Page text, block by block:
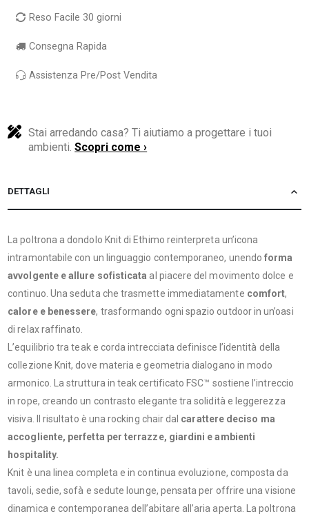
Reso Facile 30 giorni
Consegna Rapida
Assistenza Pre/Post Vendita
Stai arredando casa? Ti aiutiamo a progettare i tuoi
ambienti.Scopri come ›
DETTAGLI
La poltrona a dondolo Knit di Ethimo reinterpreta un’icona
intramontabile con un linguaggio contemporaneo, unendoforma
avvolgente e allure sofisticata al piacere del movimento dolce e
continuo. Una seduta che trasmette immediatamente comfort,
calore e benessere, trasformando ogni spazio outdoor in un’oasi
di relax raffinato.
L’equilibrio tra teak e corda intrecciata definisce l’identità della
collezione Knit, dove materia e geometria dialogano in modo
armonico. La struttura in teak certificato FSC™ sostiene l’intreccio
in rope, creando un contrasto elegante tra solidità e leggerezza
visiva. Il risultato è una rocking chair dal carattere deciso ma
accogliente, perfetta per terrazze, giardini e ambienti
hospitality.
Knit è una linea completa e in continua evoluzione, composta da
tavoli, sedie, sofà e sedute lounge, pensata per offrire una visione
dinamica e contemporanea dell’abitare all’aria aperta. La poltrona